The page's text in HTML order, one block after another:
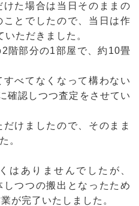
た場合は当日そのままの
とでしたので、当日は作
ただきました。
階部分の1部屋で、約10畳
べてなくなって構わない
確認しつつ査定をさせてい
けましたので、そのまま
。
はありませんでしたが、
つつの搬出となったため
が完了いたしました。